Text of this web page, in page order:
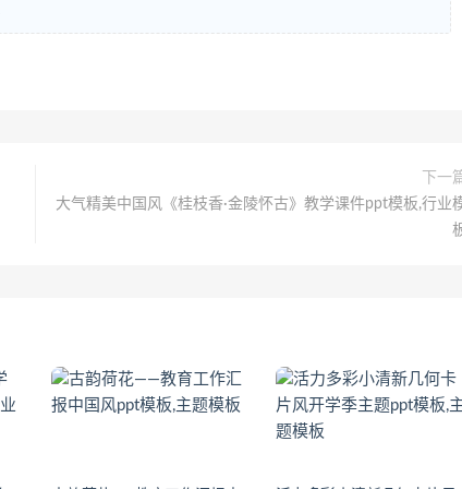
下一
大气精美中国风《桂枝香·金陵怀古》教学课件ppt模板,行业